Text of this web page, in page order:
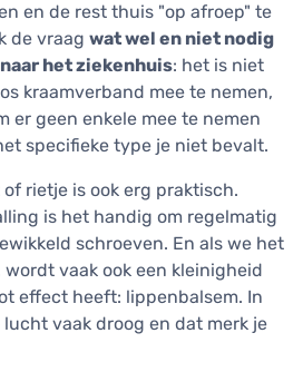
en de rest thuis "op afroep" te
de vraag wat wel en niet nodig
het ziekenhuis: het is niet
kraamverband mee te nemen,
er geen enkele mee te nemen
specifieke type je niet bevalt.
rietje is ook erg praktisch.
is het handig om regelmatig
schroeven. En als we het
vaak ook een kleinigheid
effect heeft: lippenbalsem. In
vaak droog en dat merk je